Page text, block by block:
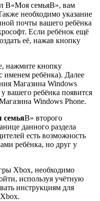
В«Моя семьяВ», вам
необходимо указание
почты вашего ребёнка
Если ребёнок ещё
её, нажав кнопку
нажмите кнопку
именем ребёнка). Далее
Магазина Windows
вашего ребёнка появится
Windows Phone.
семьяВ» второго
данного раздела
есть возможность
ребёнка, но друг у
Xbox, необходимо
используя учётную
инструкциям для